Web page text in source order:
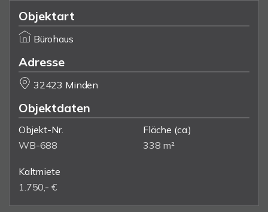
Objektart
Bürohaus
Adresse
32423 Minden
Objektdaten
Objekt-Nr.
WB-688
Fläche (ca.)
338 m²
Kaltmiete
1.750,- €